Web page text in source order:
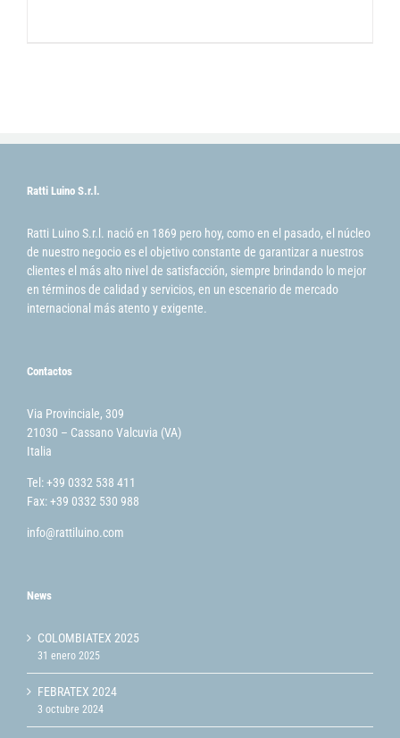
Ratti Luino S.r.l.
Ratti Luino S.r.l. nació en 1869 pero hoy, como en el pasado, el núcleo
de nuestro negocio es el objetivo constante de garantizar a nuestros
clientes el más alto nivel de satisfacción, siempre brindando lo mejor
en términos de calidad y servicios, en un escenario de mercado
internacional más atento y exigente.
Contactos
Via Provinciale, 309
21030 – Cassano Valcuvia (VA)
Italia
Tel: +39 0332 538 411
Fax: +39 0332 530 988
info@rattiluino.com
News
COLOMBIATEX 2025
31 enero 2025
FEBRATEX 2024
3 octubre 2024